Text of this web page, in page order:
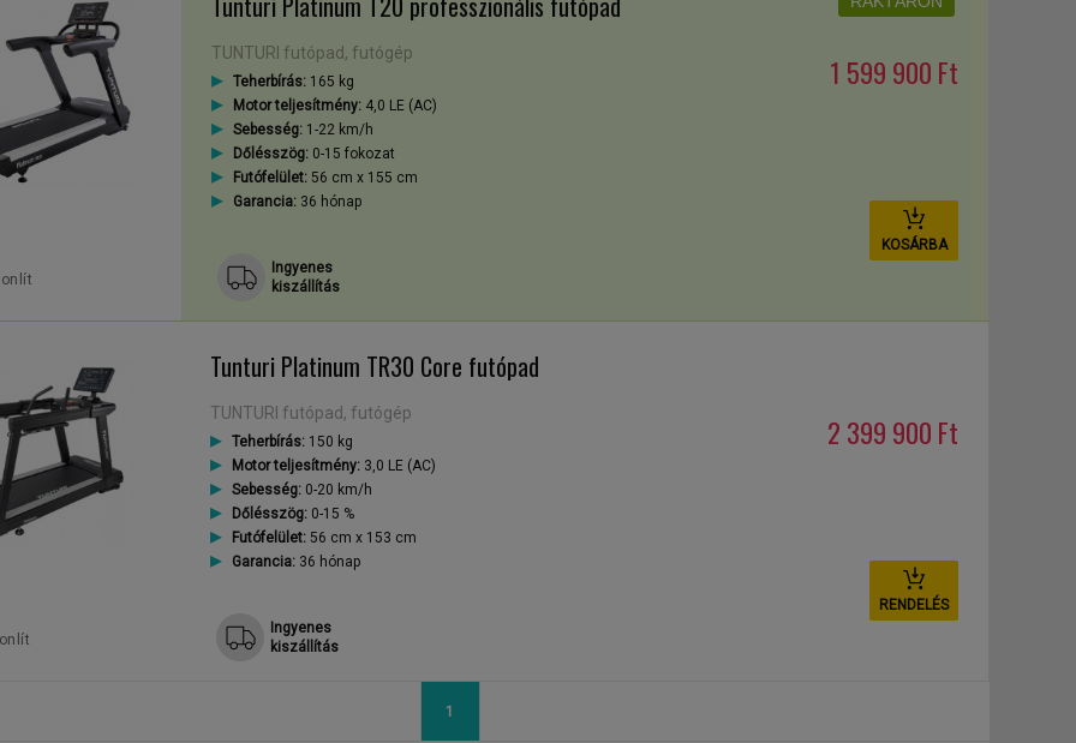
TUNTURI futópad, futógép
Teherbírás: 165 kg
Motor teljesítmény: 4,0 LE (AC)
Sebesség: 1-22 km/h
Dőlésszög: 0-15 fokozat
Futófelület: 56 cm x 155 cm
Garancia: 36 hónap
1 599 900 Ft
KOSÁRBA
Ingyenes
kiszállítás
Tunturi Platinum TR30 Core futópad
TUNTURI futópad, futógép
Teherbírás:150 kg
Motor teljesítmény:3,0 LE (AC)
Sebesség:0-20 km/h
Dőlésszög:0-15 %
Futófelület:56 cm x 153 cm
Garancia:36 hónap
2 399 900 Ft
RENDELÉS
Ingyenes
kiszállítás
1